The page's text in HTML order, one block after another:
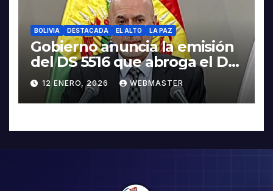
BOLIVIA DESTACADA EL ALTO LA PAZ
Gobierno anuncia la emisión
del DS 5516 que abroga el DS
5503
12 ENERO, 2026 WEBMASTER